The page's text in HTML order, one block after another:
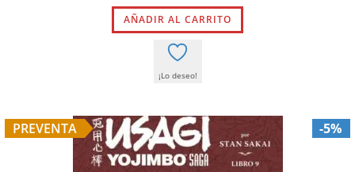
AÑADIR AL CARRITO
¡Lo deseo!
PREVENTA -5%